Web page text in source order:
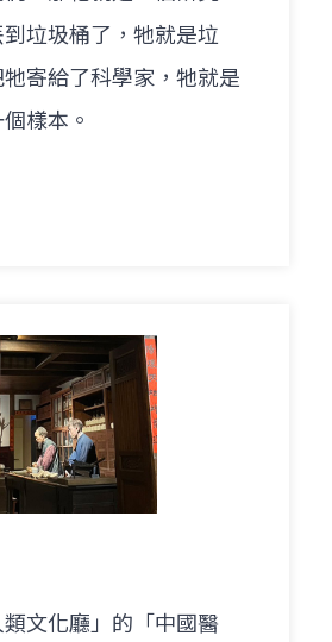
垃圾桶了，牠就是垃
寄給了科學家，牠就是
樣本。
文化廳」的「中國醫